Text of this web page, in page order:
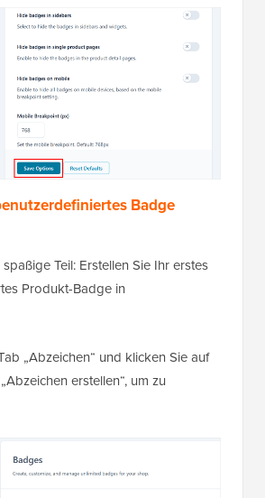
Badge
Teil: Erstellen Sie Ihr erstes
Produkt-Badge in
„Abzeichen“ und klicken Sie auf
erstellen“, um zu